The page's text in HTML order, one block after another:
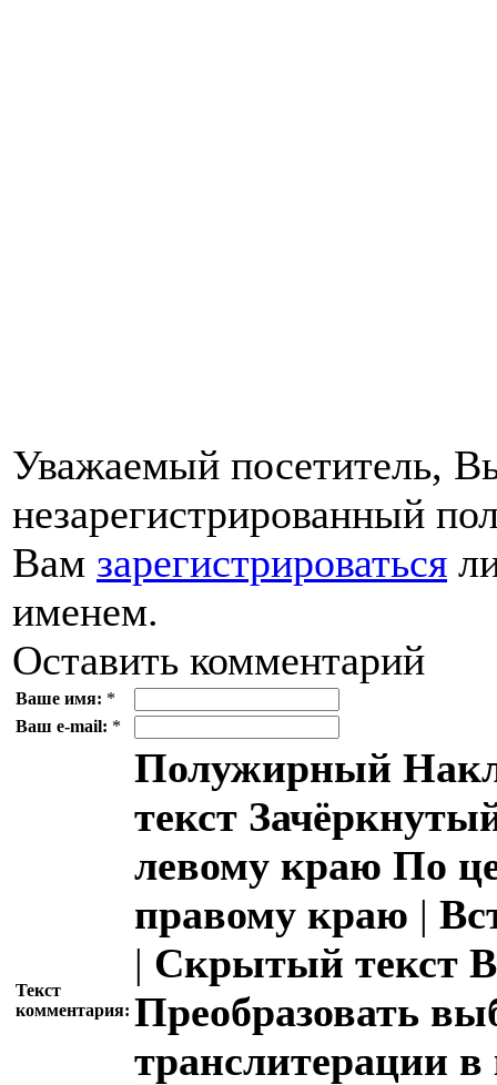
Уважаемый посетитель,
незарегистрированный
Вам зарегистрироваться
именем.
Оставить комментарий
Ваше имя: *
Ваш e-mail: *
Текст
комментария:
Полужирный
текст
левому краю По
правому краю |
| Скрытый текст
Преобразовать
транслитерации